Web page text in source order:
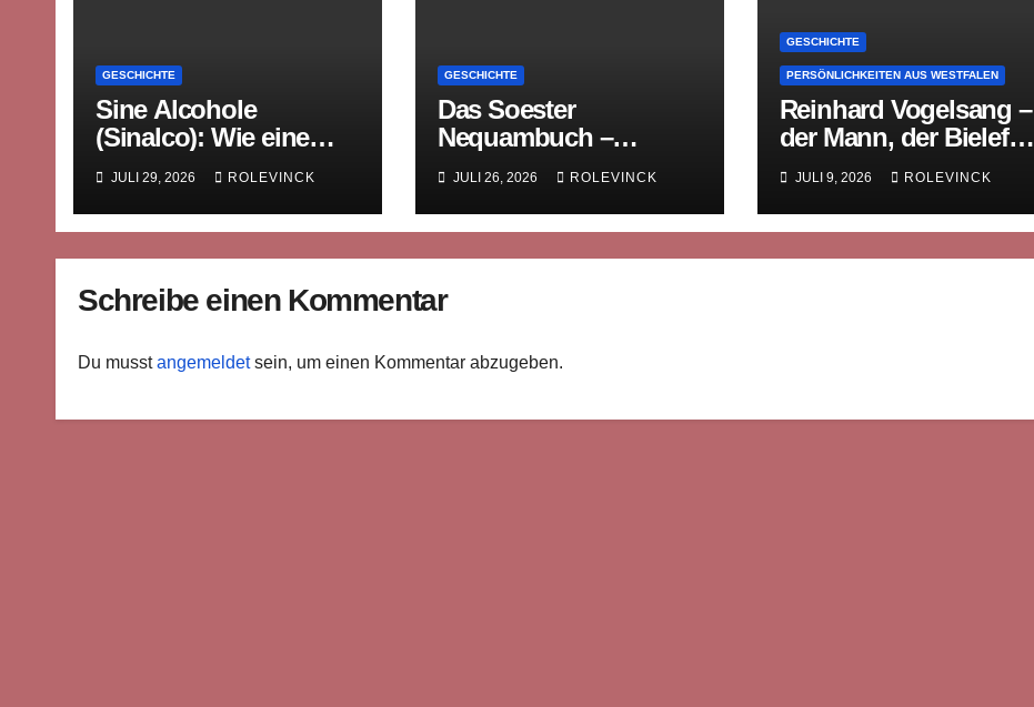
GESCHICHTE
Sine Alcohole
(Sinalco): Wie eine
westfälische Limonade
die Welt eroberte
JULI 29, 2026 ROLEVINCK
GESCHICHTE
Das Soester
Nequambuch –
mittelalterliche
Rechtsgeschichte in
Bildern
JULI 26, 2026 ROLEVINCK
GESCHICHTE
PERSÖNLICHKEITEN AUS WESTFALEN
Reinhard Vogelsang –
der Mann, der Bielefeld
sein Gedächtnis gab
JULI 9, 2026 ROLEVINCK
Schreibe einen Kommentar
Du musstangemeldetsein, um einen Kommentar abzugeben.